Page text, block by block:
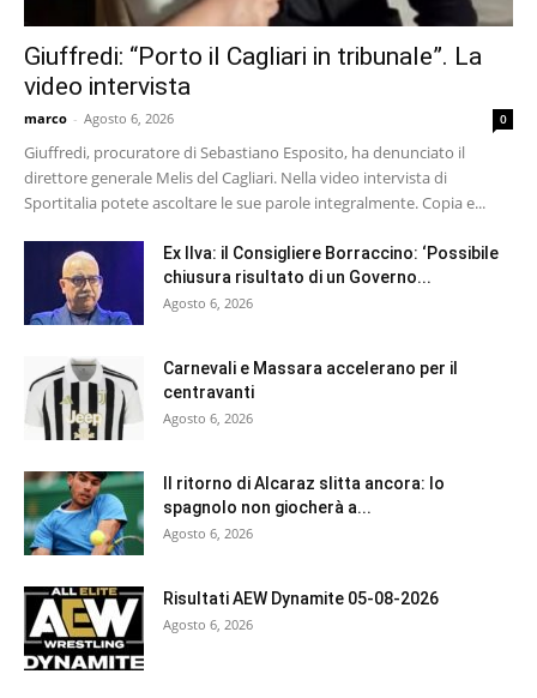
Giuffredi: “Porto il Cagliari in tribunale”. La
video intervista
marco - Agosto 6, 2026 0
Giuffredi, procuratore di Sebastiano Esposito, ha denunciato il
direttore generale Melis del Cagliari. Nella video intervista di
Sportitalia potete ascoltare le sue parole integralmente. Copia e...
Ex Ilva: il Consigliere Borraccino: ‘Possibile
chiusura risultato di un Governo...
Agosto 6, 2026
Carnevali e Massara accelerano per il
centravanti
Agosto 6, 2026
Il ritorno di Alcaraz slitta ancora: lo
spagnolo non giocherà a...
Agosto 6, 2026
Risultati AEW Dynamite 05-08-2026
Agosto 6, 2026